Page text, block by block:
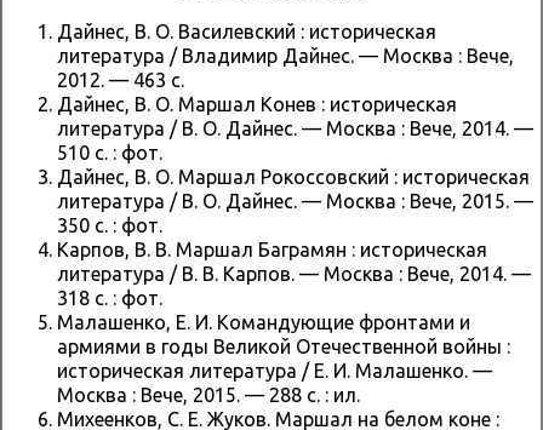
Дайнес, В. О. Василевский : историческая
литература / Владимир Дайнес. — Москва : Вече,
2012. — 463 с.
Дайнес, В. О. Маршал Конев : историческая
литература / В. О. Дайнес. — Москва : Вече, 2014. —
510 с. : фот.
Дайнес, В. О. Маршал Рокоссовский : историческая
литература / В. О. Дайнес. — Москва : Вече, 2015. —
350 с. : фот.
Карпов, В. В. Маршал Баграмян : историческая
литература / В. В. Карпов. — Москва : Вече, 2014. —
318 с. : фот.
Малашенко, Е. И. Командующие фронтами и
армиями в годы Великой Отечественной войны :
историческая литература / Е. И. Малашенко. —
Москва : Вече, 2015. — 288 с. : ил.
Михеенков, С. Е. Жуков. Маршал на белом коне :